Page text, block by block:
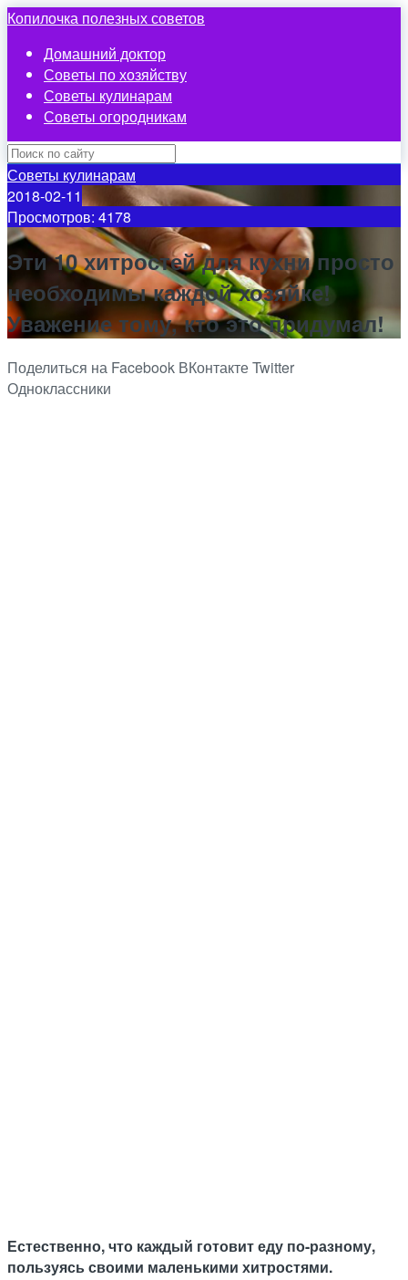
Копилочка полезных советов
Домашний доктор
Советы по хозяйству
Советы кулинарам
Советы огородникам
Советы кулинарам
2018-02-11
Просмотров: 4178
Эти 10 хитростей для кухни просто
необходимы каждой хозяйке!
Уважение тому, кто это придумал!
Поделиться на Facebook ВКонтактеTwitter
Одноклассники
Естественно, что каждый готовит еду по-разному,
пользуясь своими маленькими хитростями.